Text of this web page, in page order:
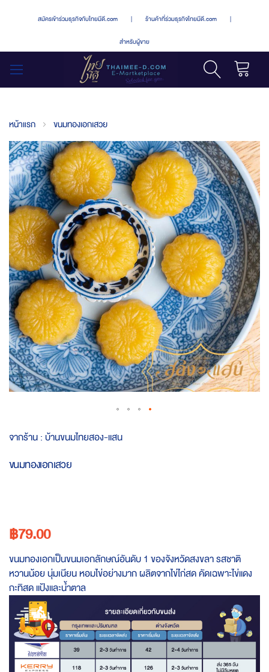
สมัครเข้าร่วมธุรกิจกับไทยมีดี.com | ร้านค้าที่ร่วมธุรกิจไทยมีดี.com |
สำหรับผู้ขาย
หน้าแรก ขนมทองเอกเสวย
Skip
to
the
end
of
the
images
gallery
to
beginning
จากร้าน :บ้านขนมไทยสอง-แสน
ขนมทองเอกเสวย
฿79.00
ขนมทองเอกเป็นขนมเอกลักษณ์อันดับ 1 ของจังหวัดสงขลา รสชาติ
หวานน้อย นุ่มเนียน หอมไข่อย่างมาก ผลิตจากไข่ไก่สด คัดเฉพาะไข่แดง
กะทิสด แป้งและน้ำตาล